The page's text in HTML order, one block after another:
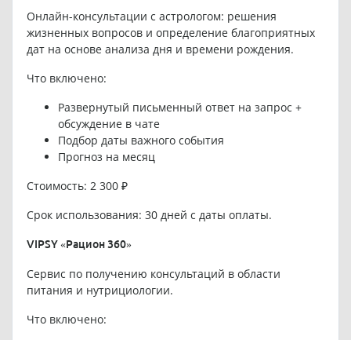
Онлайн-консультации с астрологом: решения
жизненных вопросов и определение благоприятных
дат на основе анализа дня и времени рождения.
Что включено:
Развернутый письменный ответ на запрос +
обсуждение в чате
Подбор даты важного события
Прогноз на месяц
Стоимость: 2 300 ₽
Срок использования: 30 дней с даты оплаты.
VIPSY «Рацион 360»
Сервис по получению консультаций в области
питания и нутрициологии.
Что включено: